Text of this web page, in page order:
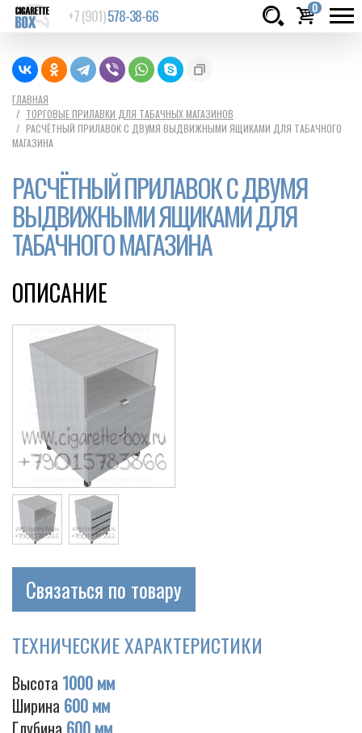
+7 (901)578-38-66 0
ГЛАВНАЯ
ТОРГОВЫЕ ПРИЛАВКИ ДЛЯ ТАБАЧНЫХ МАГАЗИНОВ
РАСЧЁТНЫЙ ПРИЛАВОК С ДВУМЯ ВЫДВИЖНЫМИ ЯЩИКАМИ ДЛЯ ТАБАЧНОГО
МАГАЗИНА
РАСЧЁТНЫЙ ПРИЛАВОК С ДВУМЯ
ВЫДВИЖНЫМИ ЯЩИКАМИ ДЛЯ
ТАБАЧНОГО МАГАЗИНА
ОПИСАНИЕ
Связаться по товару
ТЕХНИЧЕСКИЕ ХАРАКТЕРИСТИКИ
Высота 1000 мм
Ширина 600 мм
Глубина 600 мм